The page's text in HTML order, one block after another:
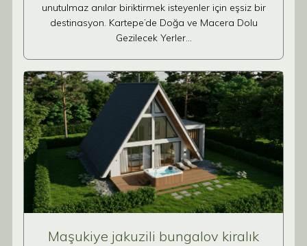
unutulmaz anılar biriktirmek isteyenler için eşsiz bir
destinasyon. Kartepe’de Doğa ve Macera Dolu
Gezilecek Yerler…
Maşukiye jakuzili bungalov kiralık